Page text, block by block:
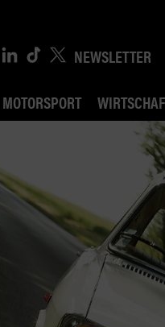
NEWSLETTER
MOTORSPORT